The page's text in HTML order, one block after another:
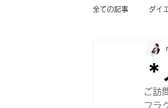
全ての記事 ダイ
ご
フラクタル心理
ご訪
フラ